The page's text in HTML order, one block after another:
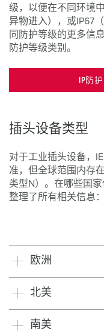
级，以便在不同环境
异物进入），或IP67
同防护等级的更多信
防护等级类别。
IP防
插头设备类型
对于工业插头设备，
准，但全球范围内存
类型N）。在哪些国
整理了所有相关信息：
欧洲
北美
南美